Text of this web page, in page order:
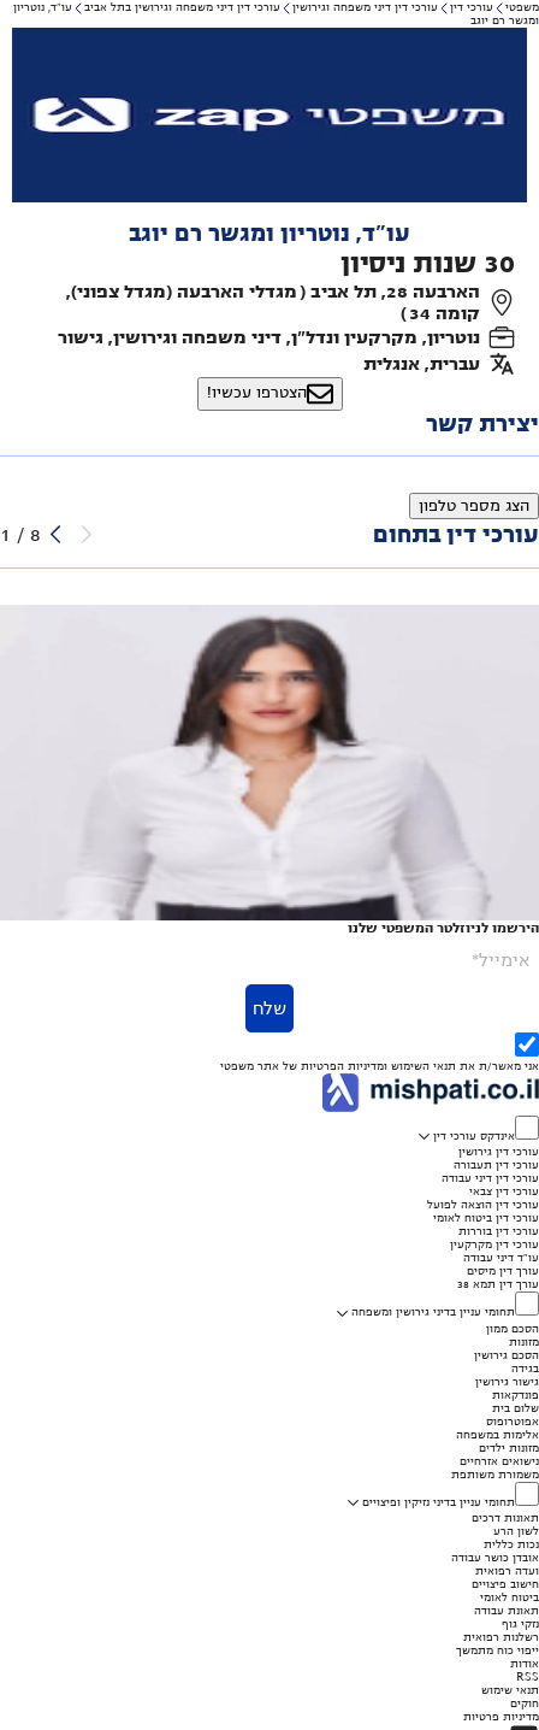
משפטי
עורכי דין עורכי דין דיני משפחה וגירושין עורכי דין דיני משפחה וגירושין בתל אביב
עו"ד, נוטריון
ומגשר רם יוגב
עו"ד, נוטריון ומגשר רם יוגב
30 שנות ניסיון
הארבעה 28, תל אביב ( מגדלי הארבעה (מגדל צפוני),
קומה 34 )
נוטריון, מקרקעין ונדל"ן, דיני משפחה וגירושין, גישור
עברית, אנגלית
הצטרפו עכשיו!
יצירת קשר
הצג מספר טלפון
עורכי דין בתחום 8
/
1
נוטריון, מקרקעין ונדל"ן, דיני משפחה וגירושין, גישור
הירשמו לניוזלטר המשפטי שלנו
אימייל*
שלח
אני מאשר/ת את תנאי השימוש ומדיניות הפרטיות של אתר משפטי
אינדקס עורכי דין
עורכי דין גירושין
עורכי דין תעבורה
עורכי דין דיני עבודה
עורכי דין צבאי
עורכי דין הוצאה לפועל
עורכי דין ביטוח לאומי
עורכי דין בוררות
עורכי דין מקרקעין
עו"ד דיני עבודה
עורך דין מיסים
עורך דין תמא 38
תחומי עניין בדיני גירושין ומשפחה
הסכם ממון
מזונות
הסכם גירושין
בגידה
גישור גירושין
פונדקאות
שלום בית
אפוטרופוס
אלימות במשפחה
מזונות ילדים
נישואים אזרחיים
משמורת משותפת
תחומי עניין בדיני נזיקין ופיצויים
תאונות דרכים
לשון הרע
נכות כללית
אובדן כושר עבודה
ועדה רפואית
חישוב פיצויים
ביטוח לאומי
תאונת עבודה
נזקי גוף
רשלנות רפואית
ייפוי כוח מתמשך
אודות
RSS
תנאי שימוש
חוקים
מדיניות פרטיות